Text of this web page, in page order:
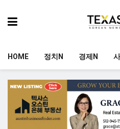
HOME 정치N 경제N